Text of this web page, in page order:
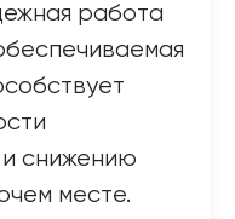
работа
и снижению
месте.